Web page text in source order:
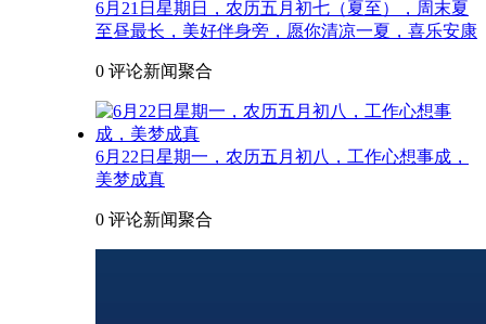
6月21日星期日，农历五月初七（夏至），周末夏
至昼最长，美好伴身旁，愿你清凉一夏，喜乐安康
0 评论新闻聚合
6月22日星期一，农历五月初八，工作心想事成，
美梦成真
0 评论新闻聚合